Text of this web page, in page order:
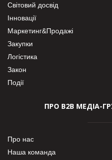
Світовий досвід
Інновації
Маркетинг&Продажі
Закупки
Логістика
Закон
Події
ПРО В2В МЕДІА-
Про нас
Наша команда